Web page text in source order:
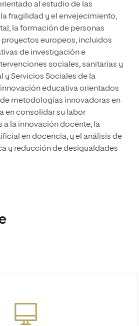
al estudio de las
fragilidad y el envejecimiento,
la formación de personas
europeos, incluidos
de investigación e
sociales, sanitarias y
y Servicios Sociales de la
educativa orientados
metodologías innovadoras en
en consolidar su labor
la innovación docente, la
en docencia, y el análisis de
y reducción de desigualdades